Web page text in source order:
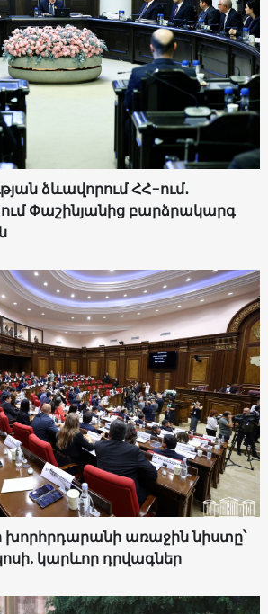
ձևավորում ՀՀ-ում․
Փաշինյանից բարձրակարգ
առաջին նիստը՝
կարևոր դրվագներ